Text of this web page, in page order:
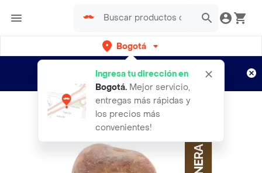
Bogotá
Ingresa tu dirección en
Bogotá. Mejor servicio,
entregas más rápidas y
los precios más
convenientes!
envíos gratis por semanas
Aplican TyC